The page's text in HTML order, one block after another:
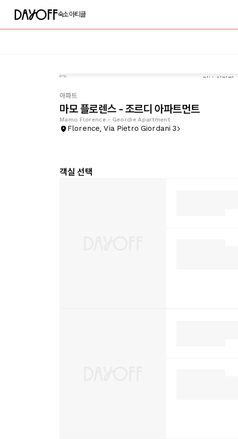
숙소아티클
아파트
마모 플로렌스 - 조르디 아파트먼트
Mamo Florence - Geordie Apartment
Florence, Via Pietro Giordani 3
객실 선택